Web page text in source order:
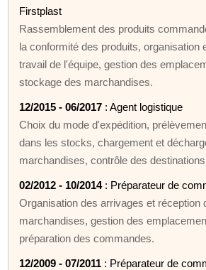
Firstplast
Rassemblement des produits
la conformité des produits, organisation
travail de l'équipe, gestion des
stockage des marchandises.
12/2015 - 06/2017 : Agent logistique
Choix du mode d'expédition,
dans les stocks, chargement et
marchandises, contrôle des
02/2012 - 10/2014: Préparateur de
Organisation des arrivages et réception
marchandises, gestion des
préparation des commandes.
12/2009 - 07/2011 : Préparateur de